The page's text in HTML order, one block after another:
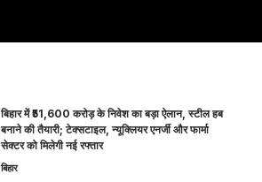
बिहार में ₹51,600 करोड़ के निवेश का बड़ा ऐलान, स्टील हब
बनाने की तैयारी; टेक्सटाइल, न्यूक्लियर एनर्जी और फार्मा
सेक्टर को मिलेगी नई रफ्तार
बिहार